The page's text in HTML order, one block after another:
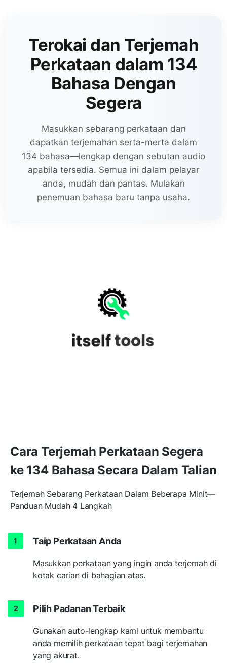
Terokai dan Terjemah
Perkataan dalam 134
Bahasa Dengan
Segera
Masukkan sebarang perkataan dan
dapatkan terjemahan serta-merta dalam
134 bahasa—lengkap dengan sebutan audio
apabila tersedia. Semua ini dalam pelayar
anda, mudah dan pantas. Mulakan
penemuan bahasa baru tanpa usaha.
Cara Terjemah Perkataan Segera
ke 134 Bahasa Secara Dalam Talian
Terjemah Sebarang Perkataan Dalam Beberapa Minit—
Panduan Mudah 4 Langkah
Taip Perkataan Anda
Masukkan perkataan yang ingin anda terjemah di
kotak carian di bahagian atas.
Pilih Padanan Terbaik
Gunakan auto-lengkap kami untuk membantu
anda memilih perkataan tepat bagi terjemahan
yang akurat.